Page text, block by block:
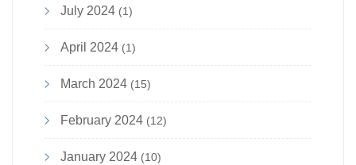
July 2024 (1)
April 2024 (1)
March 2024 (15)
February 2024 (12)
January 2024 (10)